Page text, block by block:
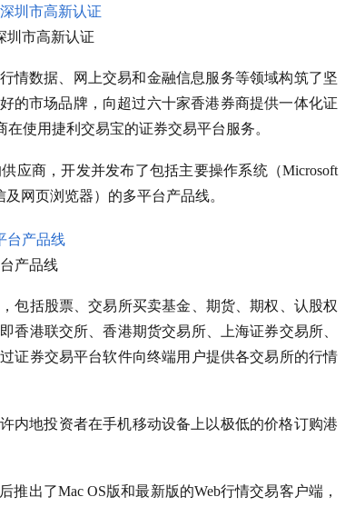
圳市高新认证
情数据、网上交易和金融信息服务等领域构筑了坚
的市场品牌，向超过六十家香港券商提供一体化证
使用捷利交易宝的证券交易平台服务。
应商，开发并发布了包括主要操作系统（Microsoft
网页浏览器）的多平台产品线。
产品线
包括股票、交易所买卖基金、期货、期权、认股权
香港联交所、香港期货交易所、上海证券交易所、
证券交易平台软件向终端用户提供各交易所的行情
内地投资者在手机移动设备上以极低的价格订购港
出了Mac OS版和最新版的Web行情交易客户端，